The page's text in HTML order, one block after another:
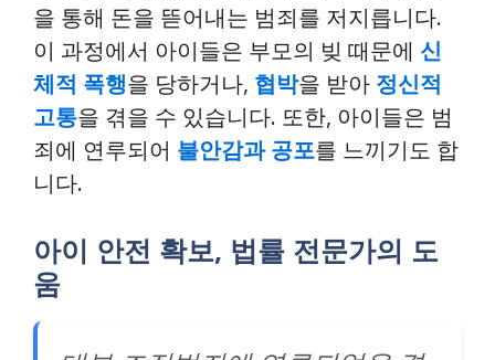
을 통해 돈을 뜯어내는 범죄를 저지릅니다.
이 과정에서 아이들은 부모의 빚 때문에 신
체적 폭행을 당하거나, 협박을 받아 정신적
고통을 겪을 수 있습니다. 또한, 아이들은 범
죄에 연루되어 불안감과 공포를 느끼기도 합
니다.
아이 안전 확보, 법률 전문가의 도
움